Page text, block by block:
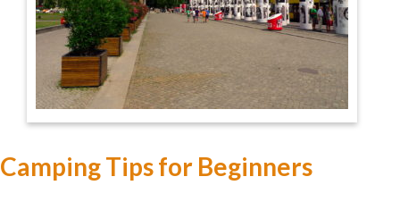
Camping Tips for Beginners